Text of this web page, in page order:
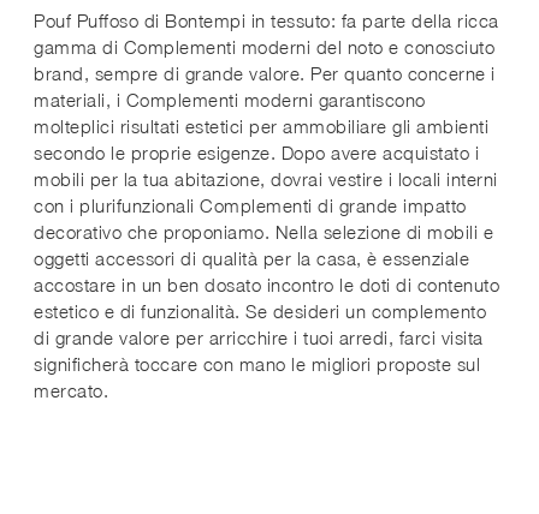
Pouf Puffoso di Bontempi in tessuto: fa parte della ricca
gamma di Complementi moderni del noto e conosciuto
brand, sempre di grande valore. Per quanto concerne i
materiali, i Complementi moderni garantiscono
molteplici risultati estetici per ammobiliare gli ambienti
secondo le proprie esigenze. Dopo avere acquistato i
mobili per la tua abitazione, dovrai vestire i locali interni
con i plurifunzionali Complementi di grande impatto
decorativo che proponiamo. Nella selezione di mobili e
oggetti accessori di qualità per la casa, è essenziale
accostare in un ben dosato incontro le doti di contenuto
estetico e di funzionalità. Se desideri un complemento
di grande valore per arricchire i tuoi arredi, farci visita
significherà toccare con mano le migliori proposte sul
mercato.